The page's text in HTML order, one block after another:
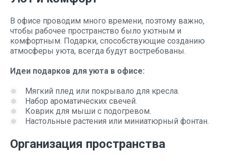
В офисе проводим много времени, поэтому важно,
чтобы рабочее пространство было уютным и
комфортным. Подарки, способствующие созданию
атмосферы уюта, всегда будут востребованы.
Идеи подарков для уюта в офисе:
Мягкий плед или покрывало для кресла.
Набор ароматических свечей.
Коврик для мыши с подогревом.
Настольные растения или миниатюрный фонтан.
Организация пространства